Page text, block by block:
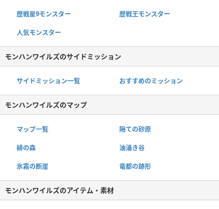
歴戦星9モンスター 歴戦王モンスター
人気モンスター
モンハンワイルズのサイドミッション
サイドミッション一覧 おすすめのミッション
モンハンワイルズのマップ
マップ一覧 隔ての砂原
緋の森 油涌き谷
氷霧の断崖 竜都の跡形
モンハンワイルズのアイテム・素材